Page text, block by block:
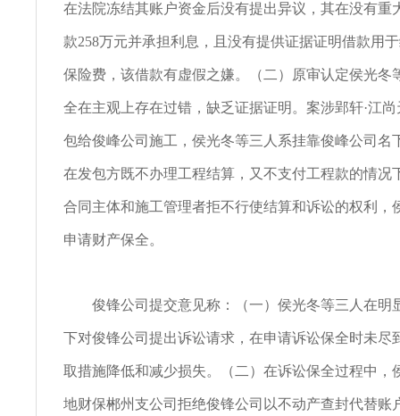
在法院冻结其账户资金后没有提出异议，其在没有重
款258万元并承担利息，且没有提供证据证明借款用
保险费，该借款有虚假之嫌。（二）原审认定侯光冬
全在主观上存在过错，缺乏证据证明。案涉郢轩·江
包给俊峰公司施工，侯光冬等三人系挂靠俊峰公司名
在发包方既不办理工程结算，又不支付工程款的情况
合同主体和施工管理者拒不行使结算和诉讼的权利，
申请财产保全。
俊锋公司提交意见称：（一）侯光冬等三人在明
下对俊锋公司提出诉讼请求，在申请诉讼保全时未尽
取措施降低和减少损失。（二）在诉讼保全过程中，
地财保郴州支公司拒绝俊锋公司以不动产查封代替账